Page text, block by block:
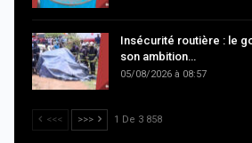
Insécurité routière : le
son ambition…
05/08/2026 à 08:57
<<< >>> 1 De 3 858